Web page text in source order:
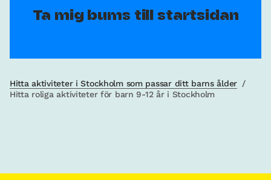
Ta mig bums till startsidan
Hitta aktiviteter i Stockholm som passar ditt barns ålder /
Hitta roliga aktiviteter för barn 9-12 år i Stockholm